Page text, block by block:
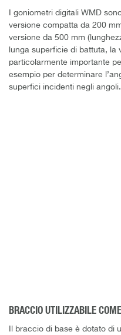
I goniometri digitali WMD
versione compatta da 200
versione da 500 mm
lunga superficie di battuta, la
particolarmente importante
esempio per determinare
superfici incidenti negli angoli.
BRACCIO UTILIZZABILE
Il braccio di base è dotato di